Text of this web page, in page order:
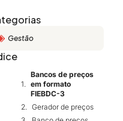
Gestão
Bancos de preços
em formato
FIEBDC-3
Gerador de preços